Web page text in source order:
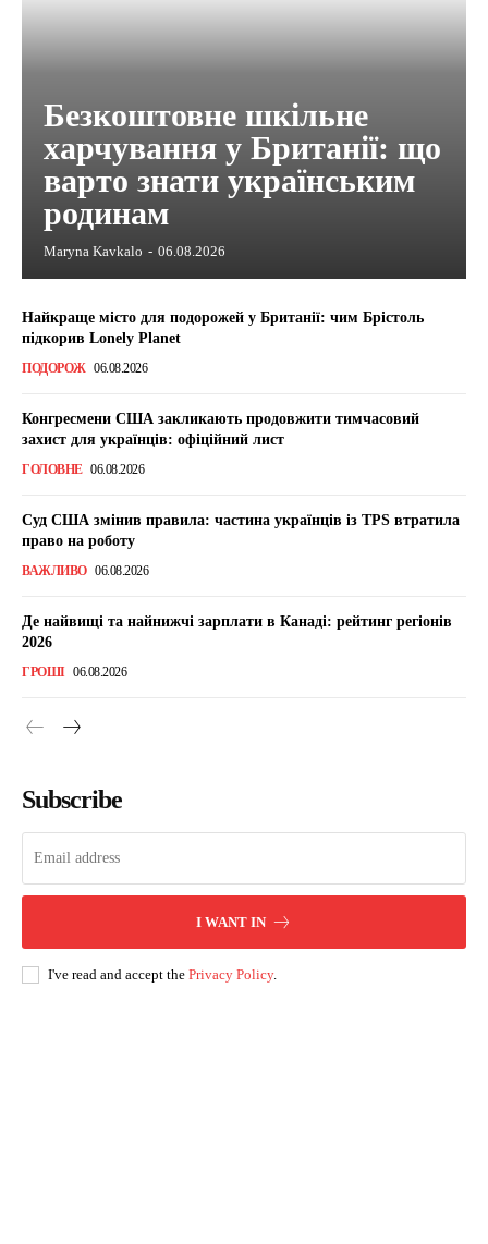
Безкоштовне шкільне
харчування у Британії: що
варто знати українським
родинам
Maryna Kavkalo - 06.08.2026
Найкраще місто для подорожей у Британії: чим Брістоль
підкорив Lonely Planet
ПОДОРОЖ 06.08.2026
Конгресмени США закликають продовжити тимчасовий
захист для українців: офіційний лист
ГОЛОВНЕ 06.08.2026
Суд США змінив правила: частина українців із TPS втратила
право на роботу
ВАЖЛИВО 06.08.2026
Де найвищі та найнижчі зарплати в Канаді: рейтинг регіонів
2026
ГРОШІ 06.08.2026
Subscribe
I WANT IN
I've read and accept the Privacy Policy.